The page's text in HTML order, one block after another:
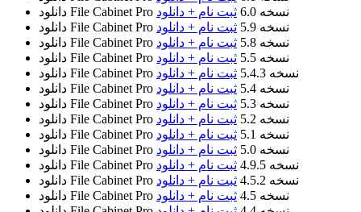
دانلود File Cabinet Pro
نسخه 6.0
ثبت نام + دانلود
دانلود File Cabinet Pro
نسخه 5.9
ثبت نام + دانلود
دانلود File Cabinet Pro
نسخه 5.8
ثبت نام + دانلود
دانلود File Cabinet Pro
نسخه 5.5
ثبت نام + دانلود
دانلود File Cabinet Pro
نسخه 5.4.3
ثبت نام + دانلود
دانلود File Cabinet Pro
نسخه 5.4
ثبت نام + دانلود
دانلود File Cabinet Pro
نسخه 5.3
ثبت نام + دانلود
دانلود File Cabinet Pro
نسخه 5.2
ثبت نام + دانلود
دانلود File Cabinet Pro
نسخه 5.1
ثبت نام + دانلود
دانلود File Cabinet Pro
نسخه 5.0
ثبت نام + دانلود
دانلود File Cabinet Pro
نسخه 4.9.5
ثبت نام + دانلود
دانلود File Cabinet Pro
نسخه 4.5.2
ثبت نام + دانلود
دانلود File Cabinet Pro
نسخه 4.5
ثبت نام + دانلود